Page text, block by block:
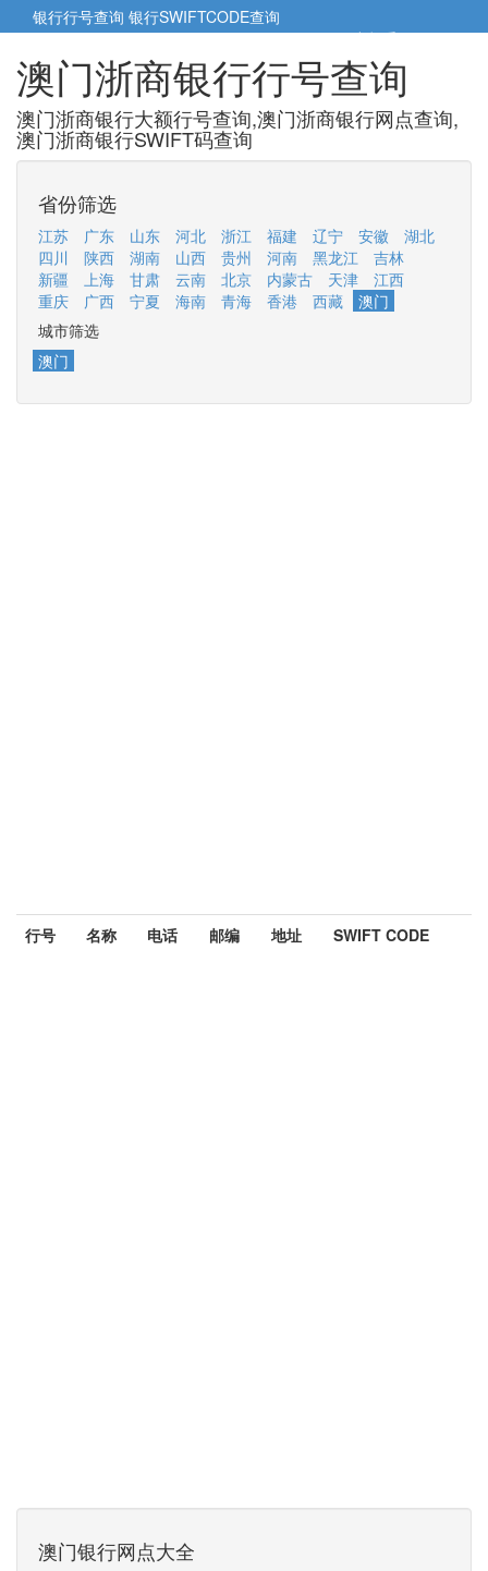
银行行号查询 银行SWIFTCODE查询
5cm小帮手5cm.cn
澳门浙商银行行号查询
澳门浙商银行大额行号查询,澳门浙商银行网点查询,
澳门浙商银行SWIFT码查询
省份筛选
江苏 广东 山东 河北 浙江 福建 辽宁 安徽
湖北
四川
陕西 湖南 山西 贵州 河南 黑龙江
吉林
新疆
上海 甘肃 云南 北京 内蒙古 天津
江西
重庆
广西 宁夏 海南 青海 香港 西藏
澳门
城市筛选
澳门
行号 名称 电话 邮编 地址 SWIFT CODE
澳门银行网点大全